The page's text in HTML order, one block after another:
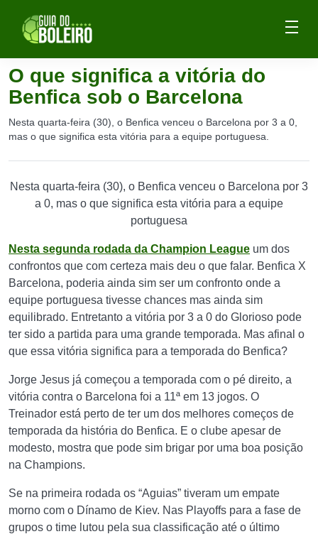
O que significa a vitória do
Benfica sob o Barcelona
Nesta quarta-feira (30), o Benfica venceu o Barcelona por 3 a 0,
mas o que significa esta vitória para a equipe portuguesa.
Nesta quarta-feira (30), o Benfica venceu o Barcelona por 3
a 0, mas o que significa esta vitória para a equipe
portuguesa
Nesta segunda rodada da Champion League um dos
confrontos que com certeza mais deu o que falar. Benfica X
Barcelona, poderia ainda sim ser um confronto onde a
equipe portuguesa tivesse chances mas ainda sim
equilibrado. Entretanto a vitória por 3 a 0 do Glorioso pode
ter sido a partida para uma grande temporada. Mas afinal o
que essa vitória significa para a temporada do Benfica?
Jorge Jesus já começou a temporada com o pé direito, a
vitória contra o Barcelona foi a 11ª em 13 jogos. O
Treinador está perto de ter um dos melhores começos de
temporada da história do Benfica. E o clube apesar de
modesto, mostra que pode sim brigar por uma boa posição
na Champions.
Se na primeira rodada os “Aguias” tiveram um empate
morno com o Dínamo de Kiev. Nas Playoffs para a fase de
grupos o time lutou pela sua classificação até o último